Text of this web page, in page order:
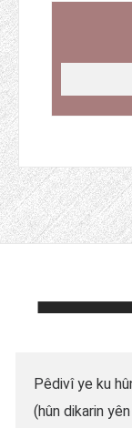
Pêdivî ye ku
(hûn dikarin